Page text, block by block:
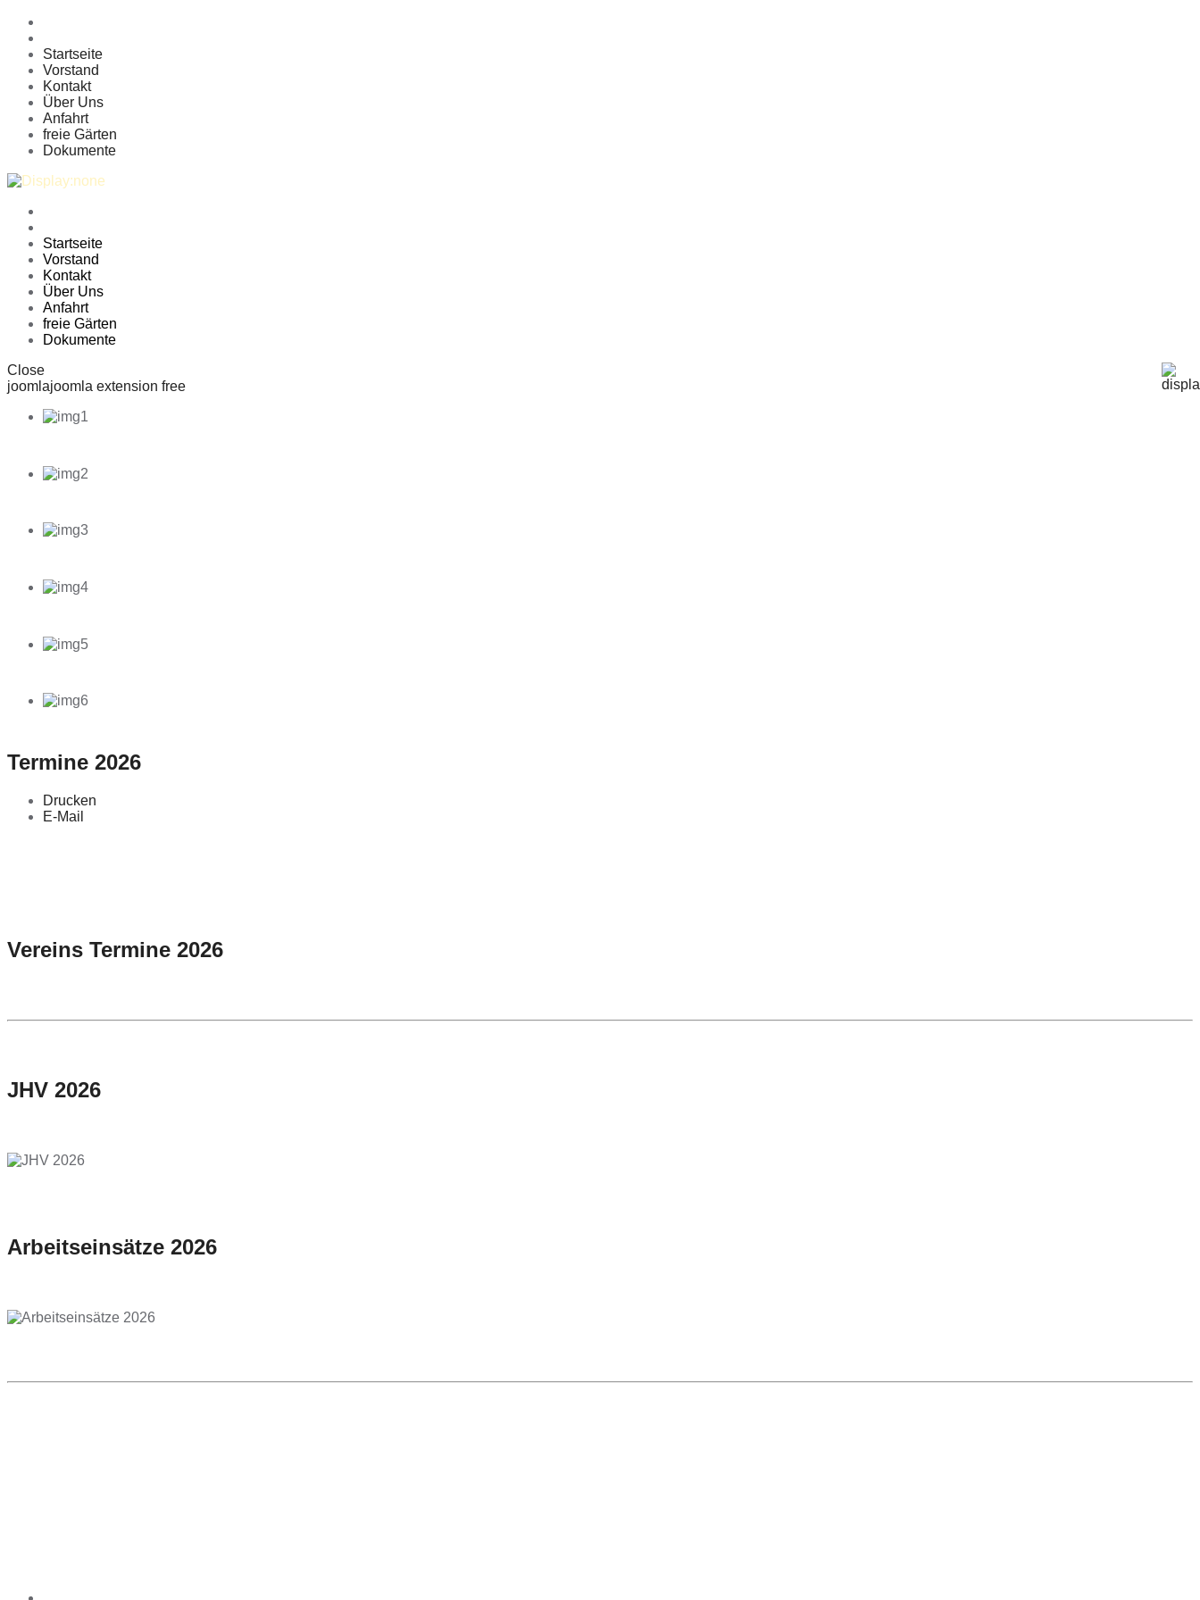
Startseite
Vorstand
Kontakt
Über Uns
Anfahrt
freie Gärten
Dokumente
Startseite
Vorstand
Kontakt
Über Uns
Anfahrt
freie Gärten
Dokumente
Close
joomlajoomla extension free
Termine 2026
Drucken
E-Mail
Vereins Termine 2026
JHV 2026
Arbeitseinsätze 2026